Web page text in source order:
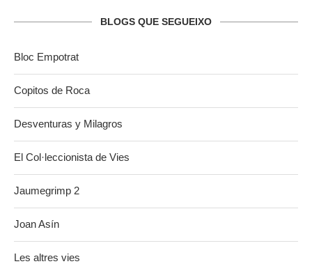
BLOGS QUE SEGUEIXO
Bloc Empotrat
Copitos de Roca
Desventuras y Milagros
El Col·leccionista de Vies
Jaumegrimp 2
Joan Asín
Les altres vies